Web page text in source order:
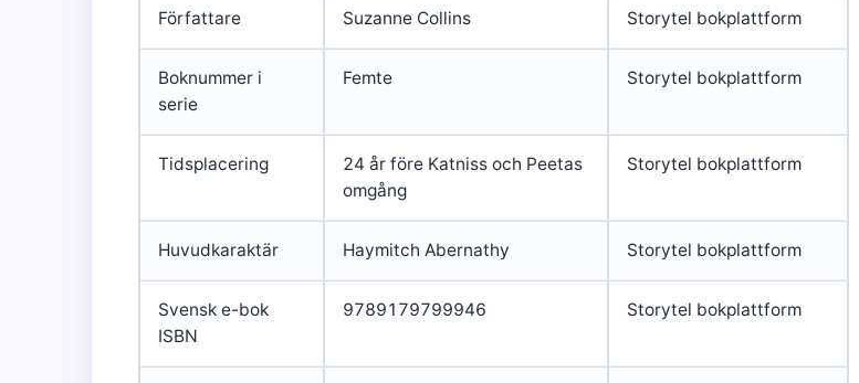
Författare Suzanne Collins Storytel bokplattform
Boknummer i
serie
Femte Storytel bokplattform
Tidsplacering
24 år före Katniss och Peetas
omgång
Storytel bokplattform
Huvudkaraktär Haymitch Abernathy Storytel bokplattform
Svensk e-bok
ISBN
9789179799946 Storytel bokplattform